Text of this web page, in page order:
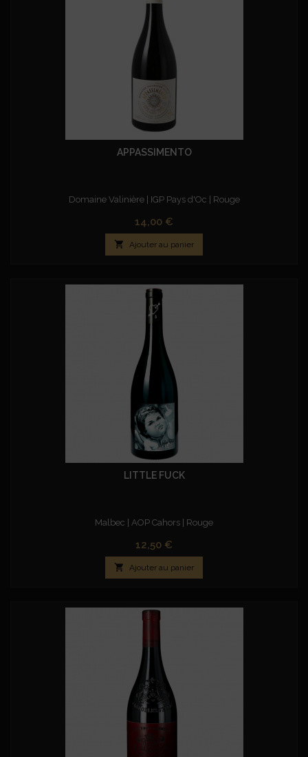
APPASSIMENTO
Domaine Valinière | IGP Pays d'Oc | Rouge
Prix
14,00 €
 Ajouter au panier
LITTLE FUCK
Malbec | AOP Cahors | Rouge
Prix
12,50 €
 Ajouter au panier